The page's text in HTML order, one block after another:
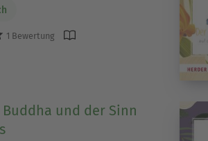
1 Bewertung
und der Sinn